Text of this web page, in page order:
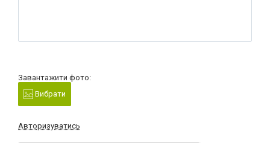
Завантажити фото:
Вибрати
Авторизуватись